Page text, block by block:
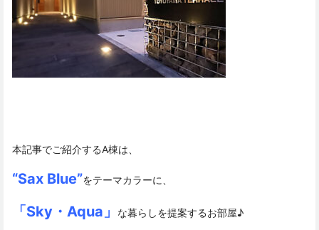
本記事でご紹介するA棟は、
“Sax Blue”をテーマカラーに、
「Sky・Aqua」 な暮らしを提案するお部屋♪